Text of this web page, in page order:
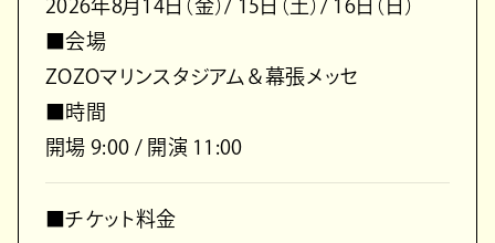
2026年8月14日（金）/ 15日（土）/ 16日（日）
■会場
ZOZOマリンスタジアム＆幕張メッセ
■時間
開場 9:00 / 開演 11:00
■チケット料金